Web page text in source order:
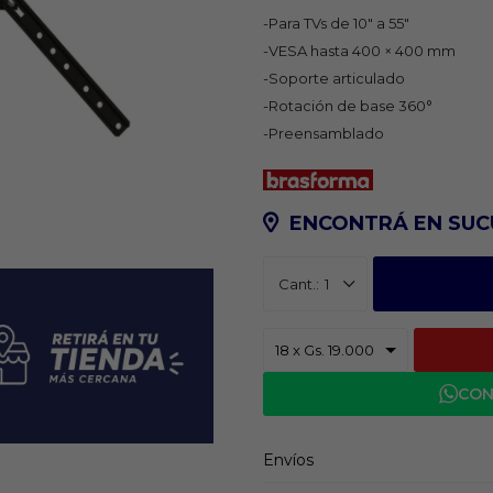
-Para TVs de 10" a 55"
-VESA hasta 400 × 400 mm
-Soporte articulado
-Rotación de base 360°
-Preensamblado
ENCONTRÁ EN
1
Envíos